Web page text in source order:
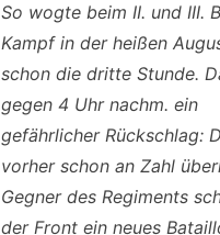
So wogte beim II. und III.
Kampf in der heißen
schon die dritte Stunde.
gegen 4 Uhr nachm. ein
gefährlicher Rückschlag:
vorher schon an Zahl
Gegner des Regiments
der Front ein neues